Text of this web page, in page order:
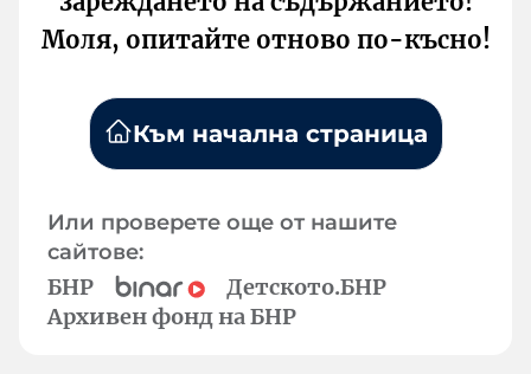
Моля, опитайте отново по-късно!
Към начална страница
Или проверете още от нашите
сайтове:
БНР
Детското.БНР
Архивен фонд на БНР